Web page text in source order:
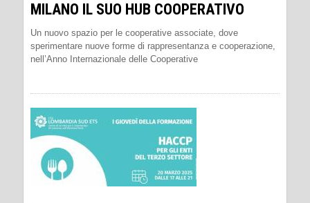
MILANO IL SUO HUB COOPERATIVO
Un nuovo spazio per le cooperative associate, dove
sperimentare nuove forme di rappresentanza e cooperazione,
nell’Anno Internazionale delle Cooperative